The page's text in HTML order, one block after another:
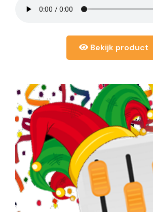
Bekijk product